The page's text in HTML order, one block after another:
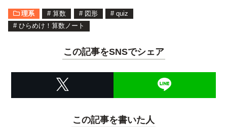
理系 # 算数 # 図形 # quiz
# ひらめけ！算数ノート
この記事をSNSでシェア
この記事を書いた人